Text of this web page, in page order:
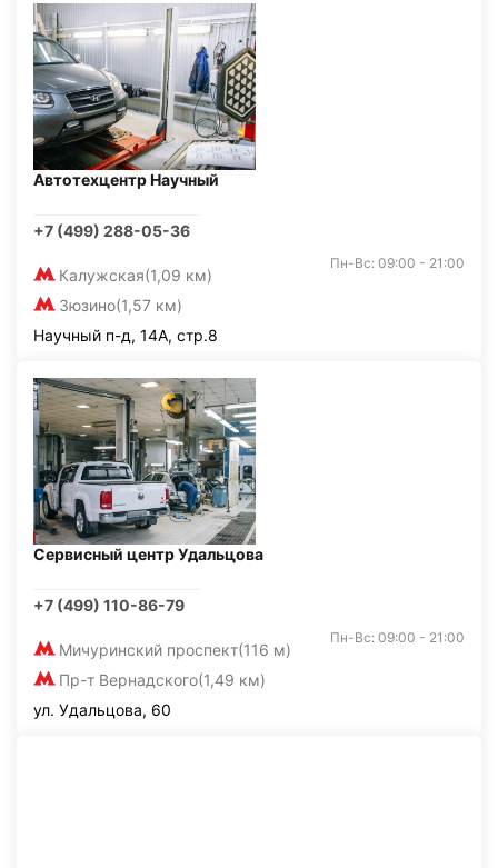
Автотехцентр Научный
+7 (499) 288-05-36
Калужская(1,09 км)
Зюзино(1,57 км)
Пн-Вс: 09:00 - 21:00
Научный п-д, 14А, стр.8
Сервисный центр Удальцова
+7 (499) 110-86-79
Мичуринский проспект(116 м)
Пр-т Вернадского(1,49 км)
Пн-Вс: 09:00 - 21:00
ул. Удальцова, 60